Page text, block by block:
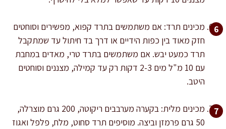
מכינים תרד: אם משתמשים בתרד קפוא, מפשירים וסוחטים
חזק מאוד בין כפות הידיים או דרך בד חיתול עד שמתקבל
תרד כמעט יבש. אם משתמשים בתרד טרי, מאדים במחבת
עם 10 מ"ל מים 2-3 דקות רק עד קמילה, מצננים וסוחטים
היטב.
מכינים מלית: בקערה מערבבים ריקוטה, 200 גרם מוצרלה,
50 גרם פרמזן וביצה. מוסיפים תרד סחוט, מלח, פלפל ואגוז